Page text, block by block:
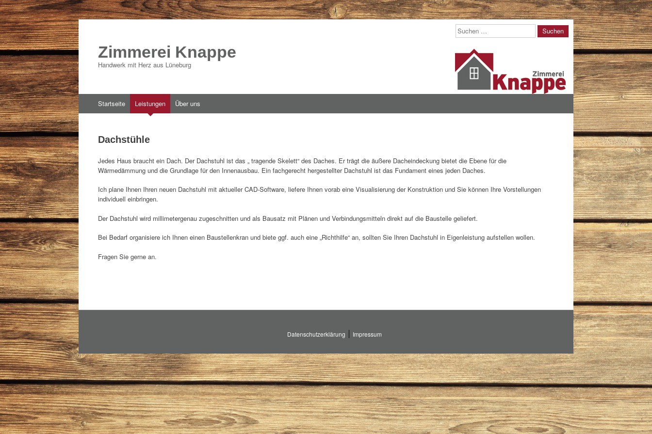
Suchen
Zimmerei Knappe
Handwerk mit Herz aus Lüneburg
Inhalt
Startseite Leistungen Über uns
Dachstühle
Jedes Haus braucht ein Dach. Der Dachstuhl ist das „ tragende Skelett“ des Daches. Er trägt die äußere Dacheindeckung bietet die Ebene für die
Wärmedämmung und die Grundlage für den Innenausbau. Ein fachgerecht hergestellter Dachstuhl ist das Fundament eines jeden Daches.
Ich plane Ihnen Ihren neuen Dachstuhl mit aktueller CAD-Software, liefere Ihnen vorab eine Visualisierung der Konstruktion und Sie können Ihre Vorstellungen
individuell einbringen.
Der Dachstuhl wird millimetergenau zugeschnitten und als Bausatz mit Plänen und Verbindungsmitteln direkt auf die Baustelle geliefert.
Bei Bedarf organisiere ich Ihnen einen Baustellenkran und biete ggf. auch eine „Richthilfe“ an, sollten Sie Ihren Dachstuhl in Eigenleistung aufstellen wollen.
Fragen Sie gerne an.
Datenschutzerklärung Impressum